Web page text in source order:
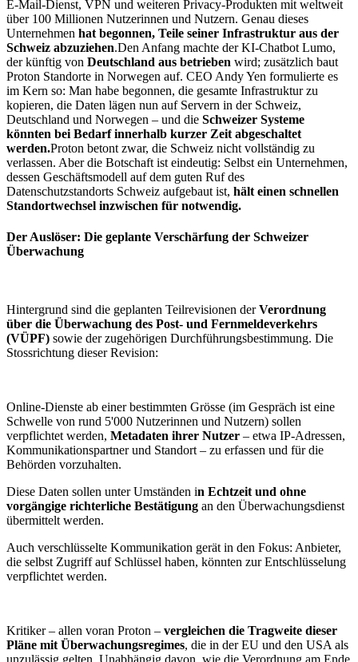
E-Mail-Dienst, VPN und weiteren Privacy-Produkten mit weltweit
über 100 Millionen Nutzerinnen und Nutzern. Genau dieses
Unternehmen hat begonnen, Teile seiner Infrastruktur aus der
Schweiz abzuziehen.Den Anfang machte der KI-Chatbot Lumo,
der künftig von Deutschland aus betrieben wird; zusätzlich baut
Proton Standorte in Norwegen auf. CEO Andy Yen formulierte es
im Kern so: Man habe begonnen, die gesamte Infrastruktur zu
kopieren, die Daten lägen nun auf Servern in der Schweiz,
Deutschland und Norwegen – und die Schweizer Systeme
könnten bei Bedarf innerhalb kurzer Zeit abgeschaltet
werden.Proton betont zwar, die Schweiz nicht vollständig zu
verlassen. Aber die Botschaft ist eindeutig: Selbst ein Unternehmen,
dessen Geschäftsmodell auf dem guten Ruf des
Datenschutzstandorts Schweiz aufgebaut ist, hält einen schnellen
Standortwechsel inzwischen für notwendig.
Der Auslöser: Die geplante Verschärfung der Schweizer
Überwachung
Hintergrund sind die geplanten Teilrevisionen derVerordnung
über die Überwachung des Post- und Fernmeldeverkehrs
(VÜPF) sowie der zugehörigen Durchführungsbestimmung. Die
Stossrichtung dieser Revision:
Online-Dienste ab einer bestimmten Grösse (im Gespräch ist eine
Schwelle von rund 5'000 Nutzerinnen und Nutzern) sollen
verpflichtet werden, Metadaten ihrer Nutzer – etwa IP-Adressen,
Kommunikationspartner und Standort – zu erfassen und für die
Behörden vorzuhalten.
Diese Daten sollen unter Umständen in Echtzeit und ohne
vorgängige richterliche Bestätigung an den Überwachungsdienst
übermittelt werden.
Auch verschlüsselte Kommunikation gerät in den Fokus: Anbieter,
die selbst Zugriff auf Schlüssel haben, könnten zur Entschlüsselung
verpflichtet werden.
Kritiker – allen voran Proton – vergleichen die Tragweite dieser
Pläne mit Überwachungsregimes, die in der EU und den USA als